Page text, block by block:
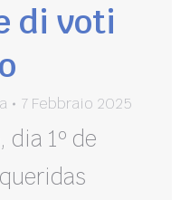
di voti
7 Febbraio 2025
dia 1º de